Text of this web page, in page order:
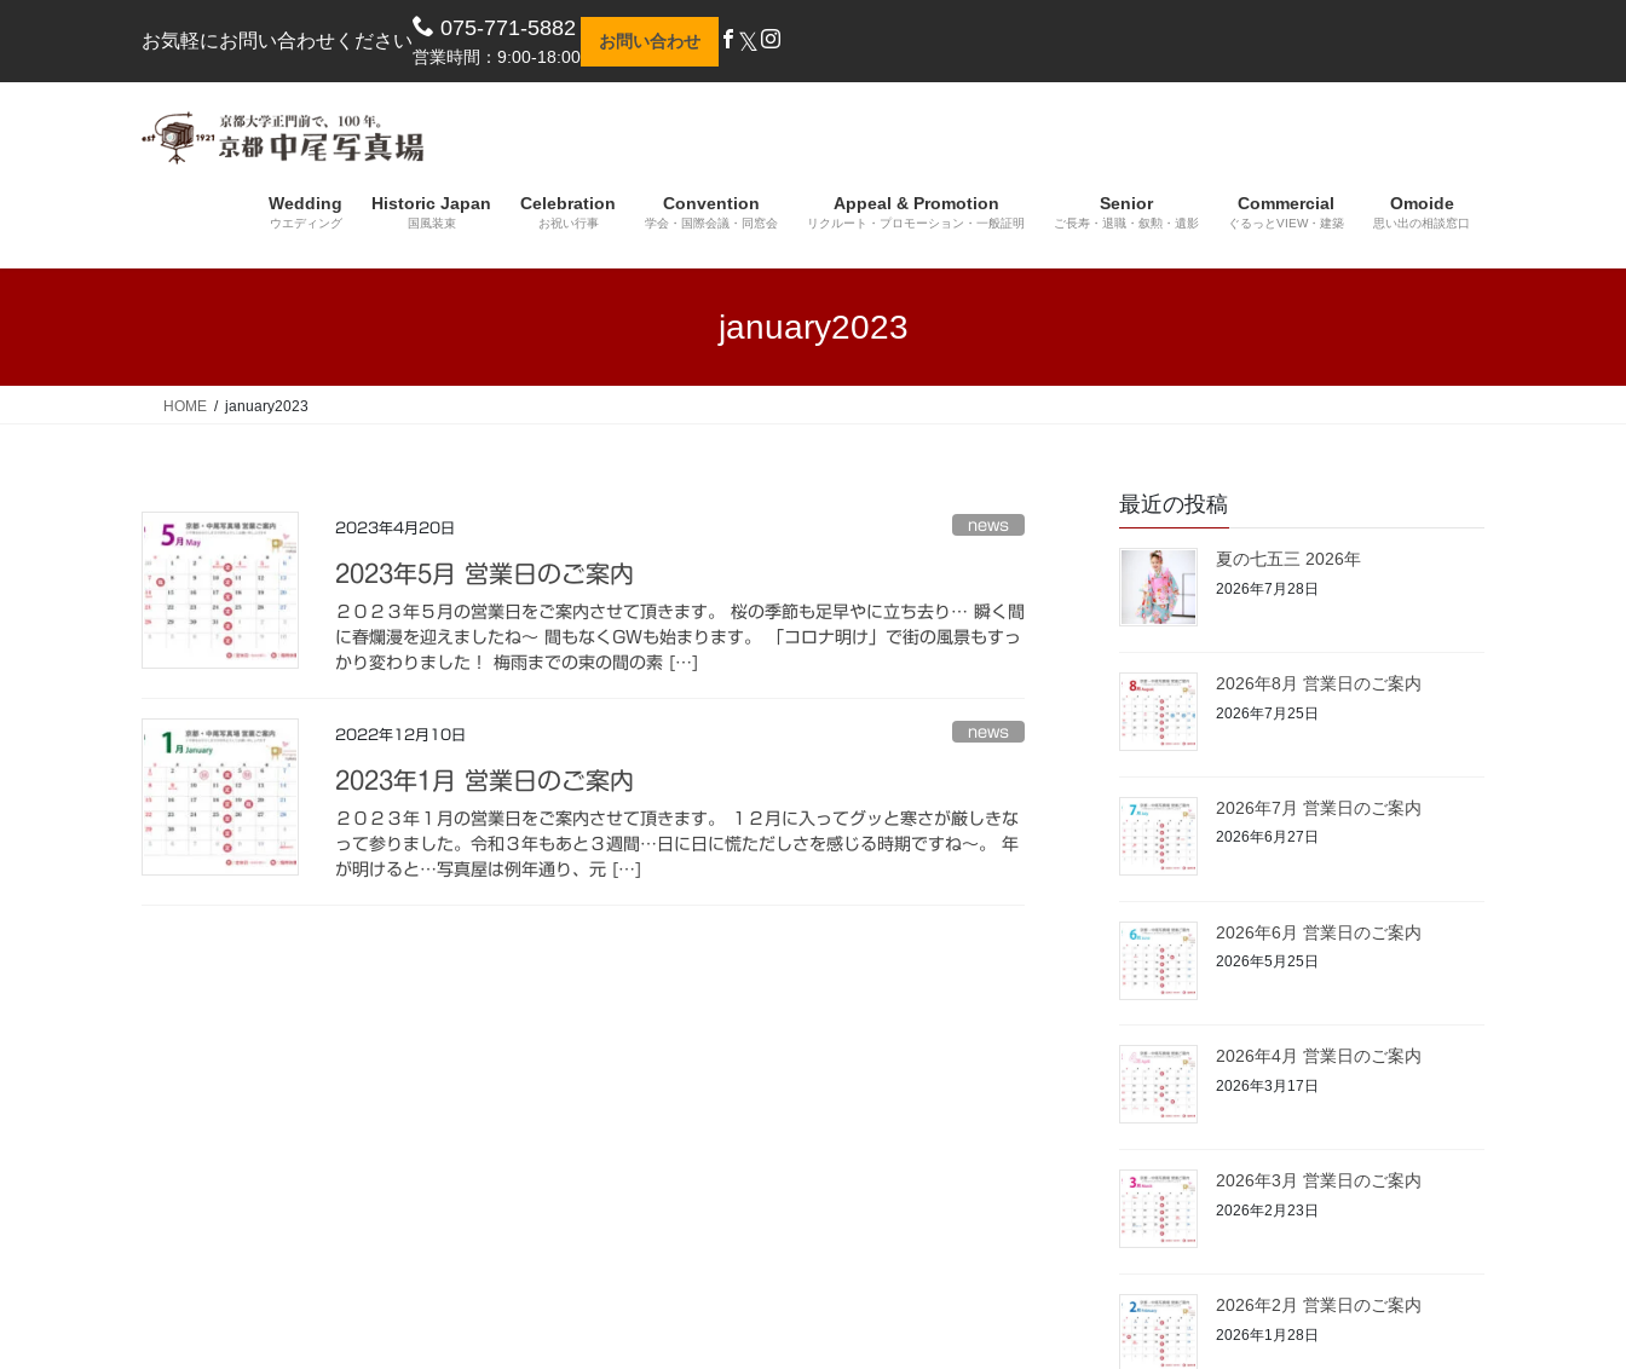
プ
動
お気軽にお問い合わせください
075-771-5882
営業時間：9:00-18:00
お問い合わせ 𝕏
Wedding
ウエディング
Historic Japan
国風装束
Celebration
お祝い行事
Convention
学会・国際会議・同窓会
Appeal & Promotion
リクルート・プロモーション・一般証明
Senior
ご長寿・退職・叙勲・遺影
Commercial
ぐるっとVIEW・建築
Omoide
思い出の相談窓口
january2023
HOME january2023
2023年4月20日 news
2023年5月 営業日のご案内
２０２３年５月の営業日をご案内させて頂きます。 桜の季節も足早やに立ち去り… 瞬く間
に春爛漫を迎えましたね〜 間もなくGWも始まります。 「コロナ明け」で街の風景もすっ
かり変わりました！ 梅雨までの束の間の素 […]
2022年12月10日 news
2023年1月 営業日のご案内
２０２３年１月の営業日をご案内させて頂きます。 １２月に入ってグッと寒さが厳しきな
って参りました。令和３年もあと３週間…日に日に慌ただしさを感じる時期ですね〜。 年
が明けると…写真屋は例年通り、元 […]
最近の投稿
夏の七五三 2026年
2026年7月28日
2026年8月 営業日のご案内
2026年7月25日
2026年7月 営業日のご案内
2026年6月27日
2026年6月 営業日のご案内
2026年5月25日
2026年4月 営業日のご案内
2026年3月17日
2026年3月 営業日のご案内
2026年2月23日
2026年2月 営業日のご案内
2026年1月28日